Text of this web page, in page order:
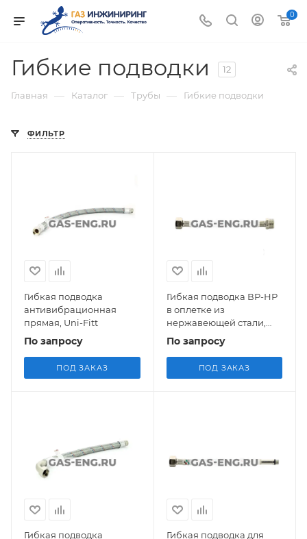
0
Гибкие подводки 12
Главная — Каталог — Трубы — Гибкие подводки
ФИЛЬТР
Гибкая подводка
антивибрационная
прямая, Uni-Fitt
По запросу
ПОД ЗАКАЗ
Гибкая подводка ВР-НР
в оплетке из
нержавеющей стали,
Uni-Fitt
По запросу
ПОД ЗАКАЗ
Гибкая подводка
Гибкая подводка для